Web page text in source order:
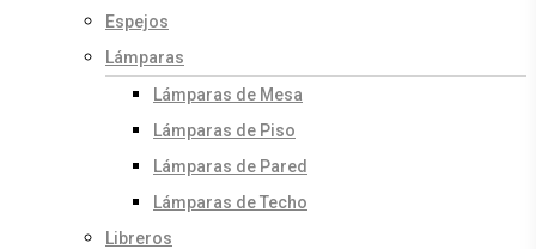
Espejos
Lámparas
Lámparas de Mesa
Lámparas de Piso
Lámparas de Pared
Lámparas de Techo
Libreros